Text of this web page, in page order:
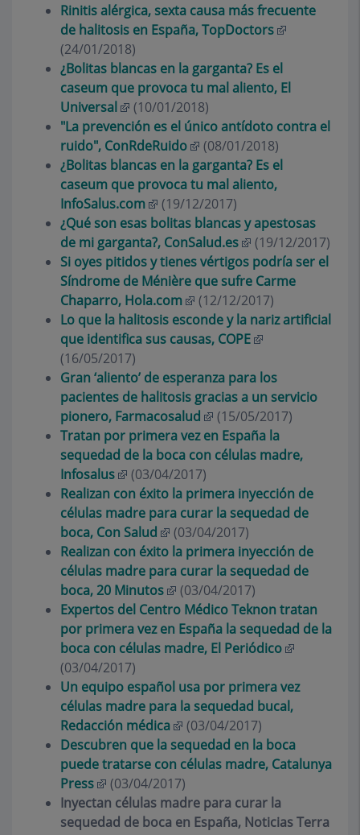
Rinitis alérgica, sexta causa más frecuente
de halitosis en España, TopDoctors
(24/01/2018)
¿Bolitas blancas en la garganta? Es el
caseum que provoca tu mal aliento, El
Universal
(10/01/2018)
"La prevención es el único antídoto contra el
ruido", ConRdeRuido
(08/01/2018)
¿Bolitas blancas en la garganta? Es el
caseum que provoca tu mal aliento,
InfoSalus.com
(19/12/2017)
¿Qué son esas bolitas blancas y apestosas
de mi garganta?, ConSalud.es
(19/12/2017)
Si oyes pitidos y tienes vértigos podría ser el
Síndrome de Ménière que sufre Carme
Chaparro, Hola.com
(12/12/2017)
Lo que la halitosis esconde y la nariz artificial
que identifica sus causas, COPE
(16/05/2017)
Gran ‘aliento’ de esperanza para los
pacientes de halitosis gracias a un servicio
pionero, Farmacosalud
(15/05/2017)
Tratan por primera vez en España la
sequedad de la boca con células madre,
Infosalus
(03/04/2017)
Realizan con éxito la primera inyección de
células madre para curar la sequedad de
boca, Con Salud
(03/04/2017)
Realizan con éxito la primera inyección de
células madre para curar la sequedad de
boca, 20 Minutos
(03/04/2017)
Expertos del Centro Médico Teknon tratan
por primera vez en España la sequedad de la
boca con células madre, El Periódico
(03/04/2017)
Un equipo español usa por primera vez
células madre para la sequedad bucal,
Redacción médica
(03/04/2017)
Descubren que la sequedad en la boca
puede tratarse con células madre, Catalunya
Press
(03/04/2017)
Inyectan células madre para curar la
sequedad de boca en España, Noticias Terra